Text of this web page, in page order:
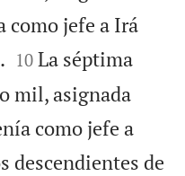
como jefe a Irá


10 La séptima
mil, asignada
como jefe a
descendientes de